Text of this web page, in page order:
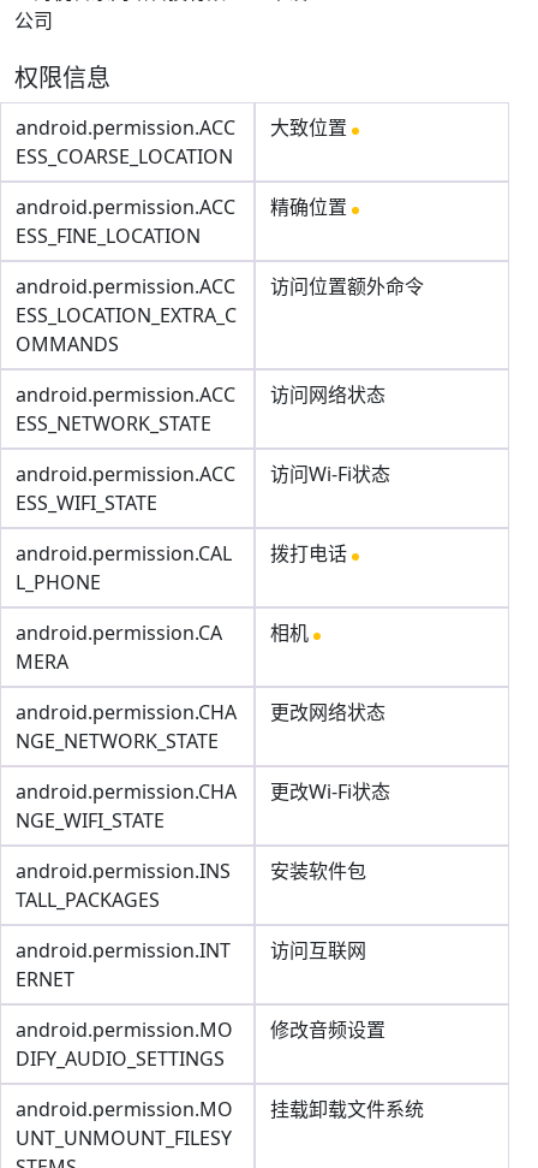
公司
权限信息
android.permission.ACC
ESS_COARSE_LOCATION
大致位置
android.permission.ACC
ESS_FINE_LOCATION
精确位置
android.permission.ACC
ESS_LOCATION_EXTRA_C
OMMANDS
访问位置额外命令
android.permission.ACC
ESS_NETWORK_STATE
访问网络状态
android.permission.ACC
ESS_WIFI_STATE
访问Wi-Fi状态
android.permission.CAL
L_PHONE
拨打电话
android.permission.CA
MERA
相机
android.permission.CHA
NGE_NETWORK_STATE
更改网络状态
android.permission.CHA
NGE_WIFI_STATE
更改Wi-Fi状态
android.permission.INS
TALL_PACKAGES
安装软件包
android.permission.INT
ERNET
访问互联网
android.permission.MO
DIFY_AUDIO_SETTINGS
修改音频设置
android.permission.MO
UNT_UNMOUNT_FILESY
挂载卸载文件系统